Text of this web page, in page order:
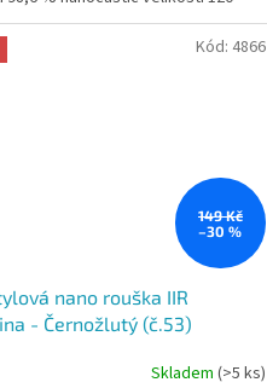
149 Kč
–30 %
nano rouška IIR
- Černožlutý (č.53)
Skladem (>5 ks)
Kód: 4866